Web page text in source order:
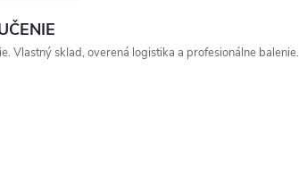
Vlastný sklad, overená logistika a profesionálne balenie.